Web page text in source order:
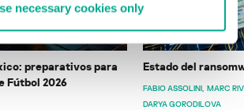
necessary cookies only
preparativos para
Fútbol 2026
Estado del
FABIO ASSOLINI MARC
DARYA GORODILOVA